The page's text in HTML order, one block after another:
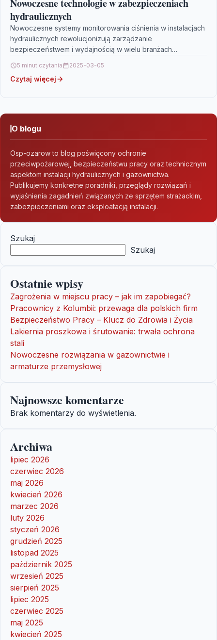
Nowoczesne technologie w zabezpieczeniach
hydraulicznych
Nowoczesne systemy monitorowania ciśnienia w instalacjach
hydraulicznych rewolucjonizują zarządzanie
bezpieczeństwem i wydajnością w wielu branżach
technologiami IoT oraz…
5 minut czytania 2025-03-05
Czytaj więcej
O blogu
Osp-ozarow to blog poświęcony ochronie
przeciwpożarowej, bezpieczeństwu pracy oraz technicznym
aspektom instalacji hydraulicznych i gazownictwa.
Publikujemy konkretne poradniki, przeglądy rozwiązań i
wyjaśnienia zagadnień związanych ze sprzętem strażackim,
zabezpieczeniami oraz eksploatacją instalacji.
Szukaj
Szukaj
Ostatnie wpisy
Zagrożenia w miejscu pracy – jak im zapobiegać?
Pracownicy z Kolumbii: przewaga dla polskich firm
Bezpieczeństwo Pracy – Klucz do Zdrowia i Życia
Lakiernia proszkowa i śrutowanie: trwała ochrona
stali
Nowoczesne rozwiązania w gazownictwie i
armaturze przemysłowej
Najnowsze komentarze
Brak komentarzy do wyświetlenia.
Archiwa
lipiec 2026
czerwiec 2026
maj 2026
kwiecień 2026
marzec 2026
luty 2026
styczeń 2026
grudzień 2025
listopad 2025
październik 2025
wrzesień 2025
sierpień 2025
lipiec 2025
czerwiec 2025
maj 2025
kwiecień 2025